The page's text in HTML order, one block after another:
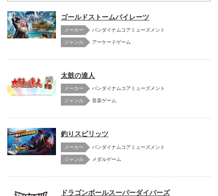
ゴールドストームパイレーツ
メーカー バンダイナムコアミューズメント
アーケードゲーム
太鼓の達人
メーカー バンダイナムコアミューズメント
音楽ゲーム
釣りスピリッツ
メーカー バンダイナムコアミューズメント
メダルゲーム
ドラゴンボールスーパーダイバーズ